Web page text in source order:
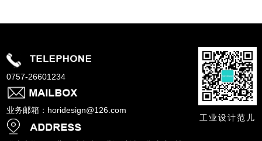
0757-26601234
业务邮箱：horidesign@126.com
工业设计范儿